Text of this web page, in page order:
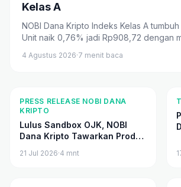
Kelas A
NOBI Dana Kripto Indeks Kelas A
Unit naik 0,76% jadi Rp908,72 dengan
4 Agustus 2026·7 menit baca
PRESS RELEASE NOBI DANA
KRIPTO
Lulus Sandbox OJK, NOBI
Dana Kripto Tawarkan Produk
Secara Profesional
21 Jul 2026·4 mnt